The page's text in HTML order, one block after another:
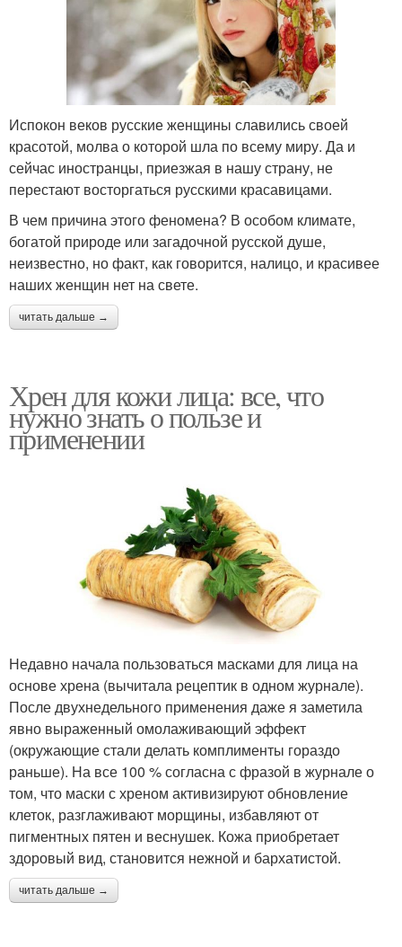
Испокон веков русские женщины славились своей
красотой, молва о которой шла по всему миру. Да и
сейчас иностранцы, приезжая в нашу страну, не
перестают восторгаться русскими красавицами.
В чем причина этого феномена? В особом климате,
богатой природе или загадочной русской душе,
неизвестно, но факт, как говорится, налицо, и красивее
наших женщин нет на свете.
читать дальше →
Хрен для кожи лица: все, что
нужно знать о пользе и
применении
Недавно начала пользоваться масками для лица на
основе хрена (вычитала рецептик в одном журнале).
После двухнедельного применения даже я заметила
явно выраженный омолаживающий эффект
(окружающие стали делать комплименты гораздо
раньше). На все 100 % согласна с фразой в журнале о
том, что маски с хреном активизируют обновление
клеток, разглаживают морщины, избавляют от
пигментных пятен и веснушек. Кожа приобретает
здоровый вид, становится нежной и бархатистой.
читать дальше →